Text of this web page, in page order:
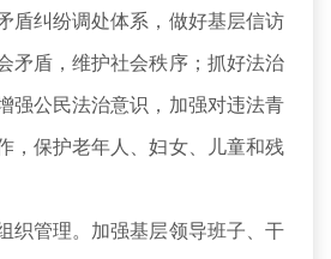
盾纠纷调处体系，做好基层信访
矛盾，维护社会秩序；抓好法治
强公民法治意识，加强对违法青
，保护老年人、妇女、儿童和残
管理。加强基层领导班子、干